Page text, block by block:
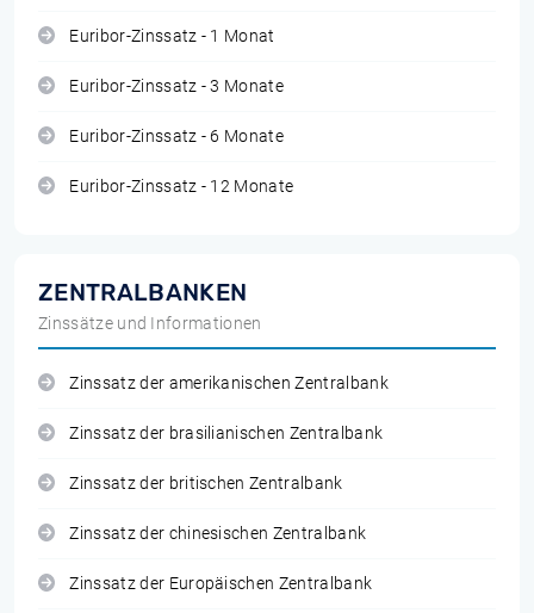
Euribor-Zinssatz - 1 Monat
Euribor-Zinssatz - 3 Monate
Euribor-Zinssatz - 6 Monate
Euribor-Zinssatz - 12 Monate
ZENTRALBANKEN
Zinssätze und Informationen
Zinssatz der amerikanischen Zentralbank
Zinssatz der brasilianischen Zentralbank
Zinssatz der britischen Zentralbank
Zinssatz der chinesischen Zentralbank
Zinssatz der Europäischen Zentralbank